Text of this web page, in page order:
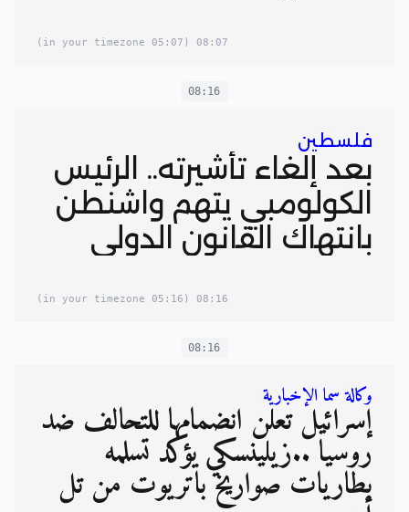
08:07
(05:07 in your timezone)
08:16
فلسطين
بعد إلغاء تأشيرته.. الرئيس
الكولومبي يتهم واشنطن
بانتهاك القانون الدولي
08:16
(05:16 in your timezone)
08:16
وكالة سما الإخبارية
إسرائيل تعلن انضمامها للتحالف ضد
روسيا ..زيلينسكي يؤكد تسلمه
بطاريات صواريخ باتريوت من تل